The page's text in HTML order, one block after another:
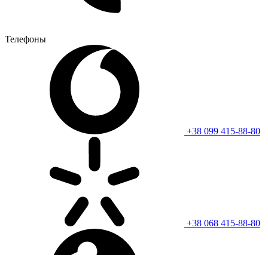
Телефоны
+38 099 415-88-80
+38 068 415-88-80